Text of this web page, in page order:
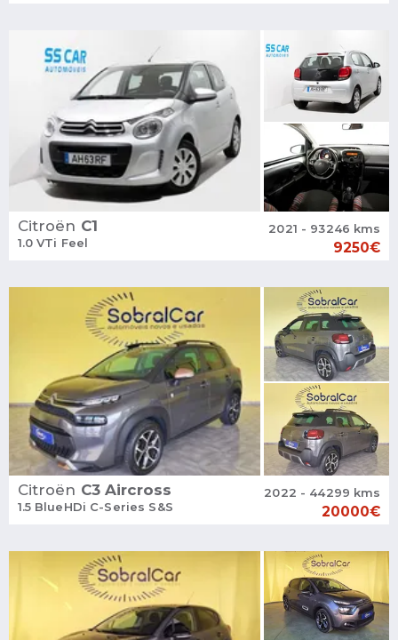
Citroën C1
1.0 VTi Feel
2021 - 93246 kms
9250€
Citroën C3 Aircross
1.5 BlueHDi C-Series S&S
2022 - 44299 kms
20000€